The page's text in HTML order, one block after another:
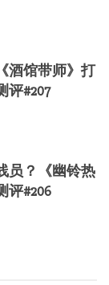
酒馆带师》打
#207
员？《幽铃热
#206